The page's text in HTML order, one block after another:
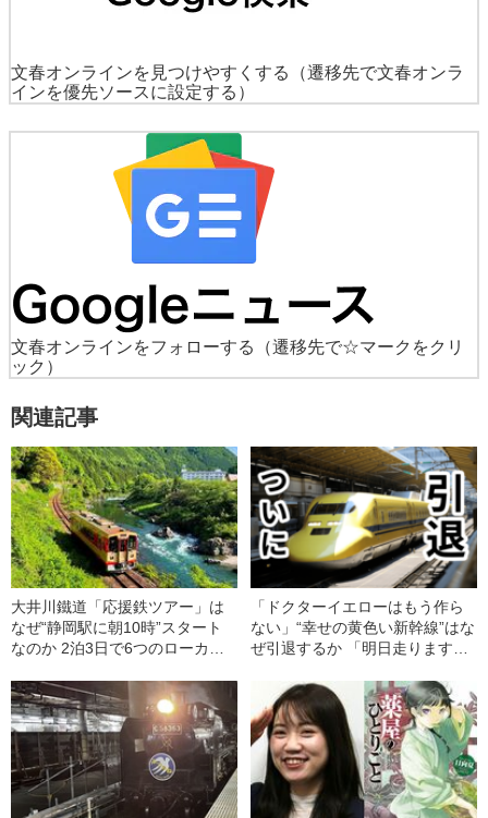
文春オンラインを見つけやすくする
（遷移先で文春オンラ
インを優先ソースに設定する）
文春オンラインをフォローする
（遷移先で☆マークをクリ
ック）
関連記事
大井川鐵道「応援鉄ツアー」は
なぜ“静岡駅に朝10時”スタート
なのか 2泊3日で6つのローカル
「意外な乗り物」も
「ドクターイエローはもう作ら
ない」“幸せの黄色い新幹線”はな
ぜ引退するか 「明日走ります」
けると…